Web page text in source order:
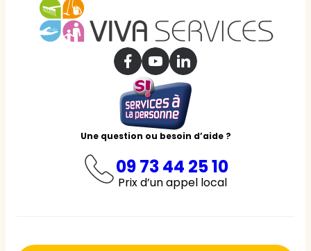
Une question ou besoin d’aide ?
09 73 44 25 10
Prix d’un appel local